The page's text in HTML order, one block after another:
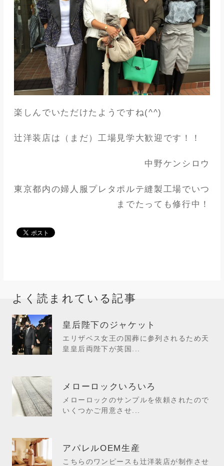
楽しんでいただけたようですね(^^)
辻洋装店は（まだ）工場見学大歓迎です！！
中野ケンシロウ
東京都内の婦人服プレタポルテ縫製工場でいつ
までたっても修行中！
よく読まれている記事
皇后陛下のジャケット
エリザベス女王の国葬に参列されるため天
皇皇后両陛下が英国...
メローロックいろいろ
メローロックのサンプルを依頼されたので
いくつかご用意させ...
アパレルOEM生産
こちらのワンピースも辻洋装店が制作させ